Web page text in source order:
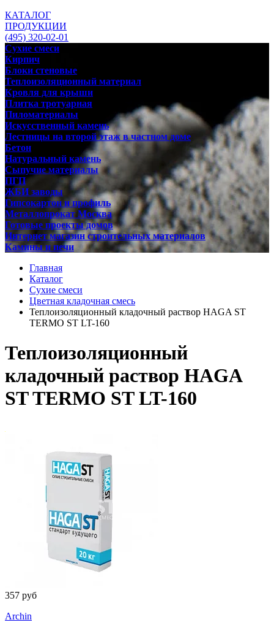
КАТАЛОГ
ПРОДУКЦИИ
(495) 320-02-01
Сухие смеси
Кирпич
Блоки стеновые
Теплоизоляционный материал
Кровля для крыши
Плитка тротуарная
Пиломатериалы
Искусственный камень
Лестницы на второй этаж в частном доме
Бетон
Натуральный камень
Сыпучие материалы
ПГП
ЖБИ заводы
Гипсокартон и профиль
Металлопрокат Москва
Готовые проекты домов
Интернет магазин строительных материалов
Камины и печи
Главная
Каталог
Сухие смеси
Цветная кладочная смесь
Теплоизоляционный кладочный раствор HAGA ST
TERMO ST LT-160
Теплоизоляционный
кладочный раствор HAGA
ST TERMO ST LT-160
357 руб
Archin